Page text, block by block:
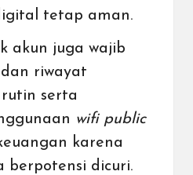
tetap aman.
akun juga wajib
riwayat
serta
wifi public
karena
berpotensi dicuri.